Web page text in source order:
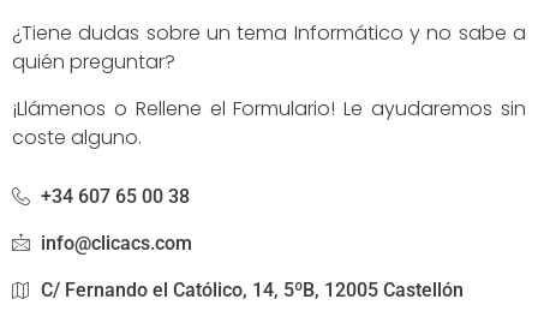
¿Tiene dudas sobre un tema Informático y no sabe a
quién preguntar?
¡Llámenos o Rellene el Formulario! Le ayudaremos sin
coste alguno.
+34 607 65 00 38
info@clicacs.com
C/ Fernando el Católico, 14, 5ºB, 12005 Castellón